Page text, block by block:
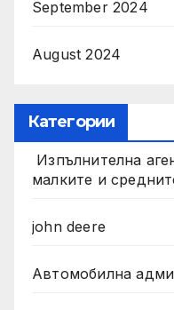
September 2024
August 2024
Категории
Изпълнителна
малките и
john deere
Автомобилна